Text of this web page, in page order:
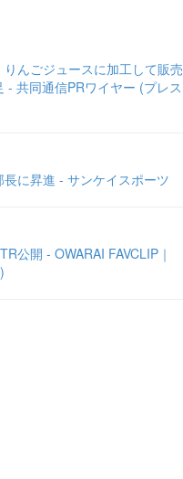
んごジュースに加工して販売
- 共同通信PRワイヤー (プレス
長に昇進 - サンケイスポーツ
公開 - OWARAI FAVCLIP｜